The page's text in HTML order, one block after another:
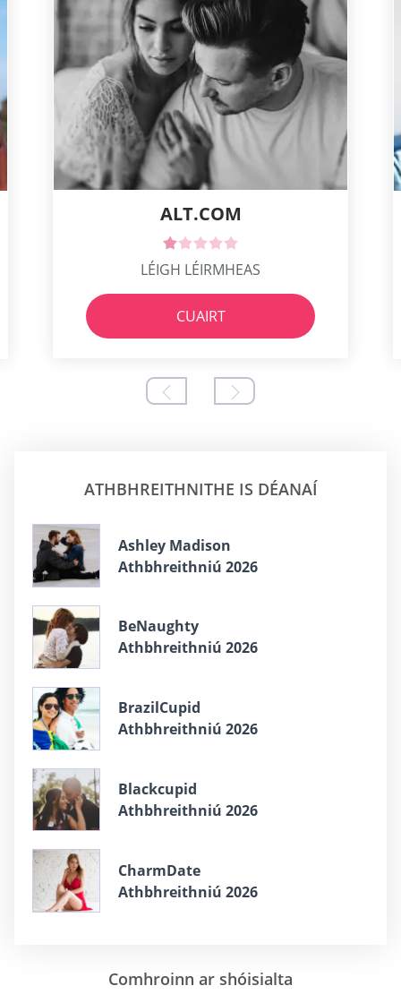
ALT.COM
LÉIGH LÉIRMHEAS
CUAIRT
ATHBHREITHNITHE IS DÉANAÍ
Ashley Madison
Athbhreithniú 2026
BeNaughty
Athbhreithniú 2026
BrazilCupid
Athbhreithniú 2026
Blackcupid
Athbhreithniú 2026
CharmDate
Athbhreithniú 2026
Comhroinn ar shóisialta